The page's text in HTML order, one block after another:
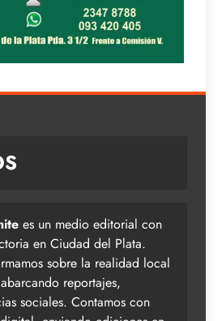
es un medio editorial con
en Ciudad del Plata.
sobre la realidad local
reportajes,
sociales. Contamos con